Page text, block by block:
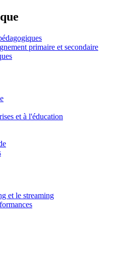
primaire et secondaire
et à l'éducation
et le streaming